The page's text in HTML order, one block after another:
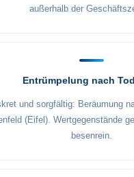
außerhalb der
Entrümpelung nach
und sorgfältig: Beräumung
(Eifel). Wertgegenstände
besenrein.